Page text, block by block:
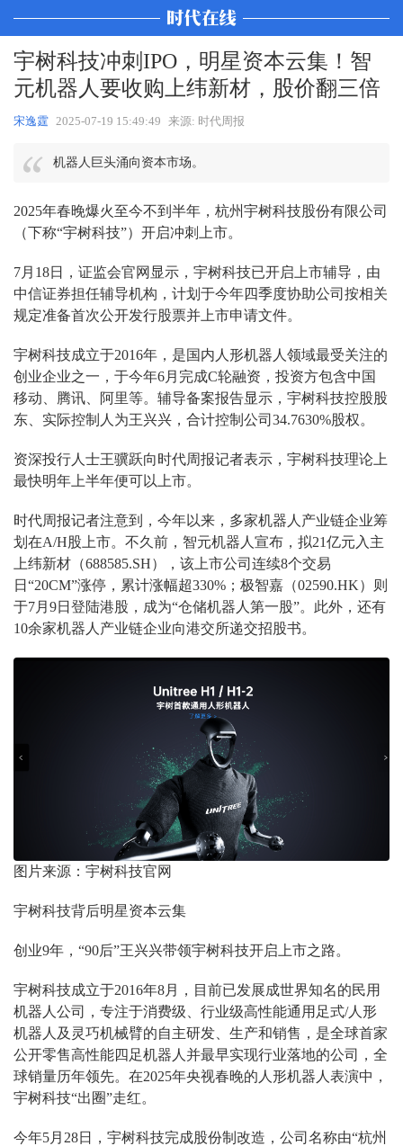
宇树科技冲刺IPO，明星资本云集！智
元机器人要收购上纬新材，股价翻三倍
宋逸霆 2025-07-19 15:49:49 来源: 时代周报
机器人巨头涌向资本市场。
2025年春晚爆火至今不到半年，杭州宇树科技股份有限公司
（下称“宇树科技”）开启冲刺上市。
7月18日，证监会官网显示，宇树科技已开启上市辅导，由
中信证券担任辅导机构，计划于今年四季度协助公司按相关
规定准备首次公开发行股票并上市申请文件。
宇树科技成立于2016年，是国内人形机器人领域最受关注的
创业企业之一，于今年6月完成C轮融资，投资方包含中国
移动、腾讯、阿里等。辅导备案报告显示，宇树科技控股股
东、实际控制人为王兴兴，合计控制公司34.7630%股权。
资深投行人士王骥跃向时代周报记者表示，宇树科技理论上
最快明年上半年便可以上市。
时代周报记者注意到，今年以来，多家机器人产业链企业筹
划在A/H股上市。不久前，智元机器人宣布，拟21亿元入主
上纬新材（688585.SH），该上市公司连续8个交易
日“20CM”涨停，累计涨幅超330%；极智嘉（02590.HK）则
于7月9日登陆港股，成为“仓储机器人第一股”。此外，还有
10余家机器人产业链企业向港交所递交招股书。
图片来源：宇树科技官网
宇树科技背后明星资本云集
创业9年，“90后”王兴兴带领宇树科技开启上市之路。
宇树科技成立于2016年8月，目前已发展成世界知名的民用
机器人公司，专注于消费级、行业级高性能通用足式/人形
机器人及灵巧机械臂的自主研发、生产和销售，是全球首家
公开零售高性能四足机器人并最早实现行业落地的公司，全
球销量历年领先。在2025年央视春晚的人形机器人表演中，
宇树科技“出圈”走红。
今年5月28日，宇树科技完成股份制改造，公司名称由“杭州